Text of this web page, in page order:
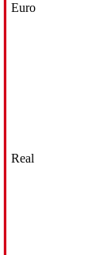
Euro
Real